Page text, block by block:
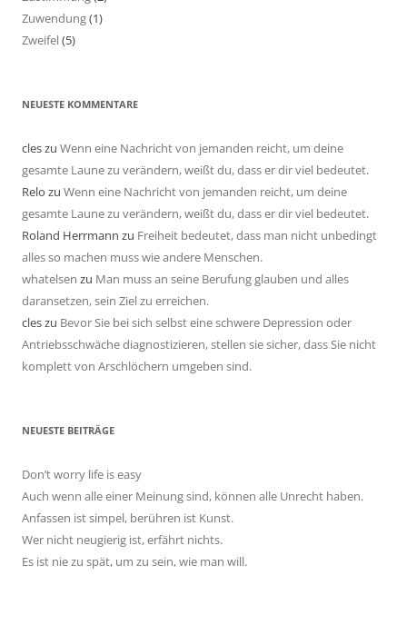
Zuwendung(1)
Zweifel(5)
NEUESTE KOMMENTARE
cleszu Wenn eine Nachricht von jemanden reicht, um deine
gesamte Laune zu verändern, weißt du, dass er dir viel bedeutet.
Relo zu Wenn eine Nachricht von jemanden reicht, um deine
gesamte Laune zu verändern, weißt du, dass er dir viel bedeutet.
Roland Herrmann zu Freiheit bedeutet, dass man nicht unbedingt
alles so machen muss wie andere Menschen.
whatelsen zu Man muss an seine Berufung glauben und alles
daransetzen, sein Ziel zu erreichen.
cleszu Bevor Sie bei sich selbst eine schwere Depression oder
Antriebsschwäche diagnostizieren, stellen sie sicher, dass Sie nicht
komplett von Arschlöchern umgeben sind.
NEUESTE BEITRÄGE
Don’t worry life is easy
Auch wenn alle einer Meinung sind, können alle Unrecht haben.
Anfassen ist simpel, berühren ist Kunst.
Wer nicht neugierig ist, erfährt nichts.
Es ist nie zu spät, um zu sein, wie man will.